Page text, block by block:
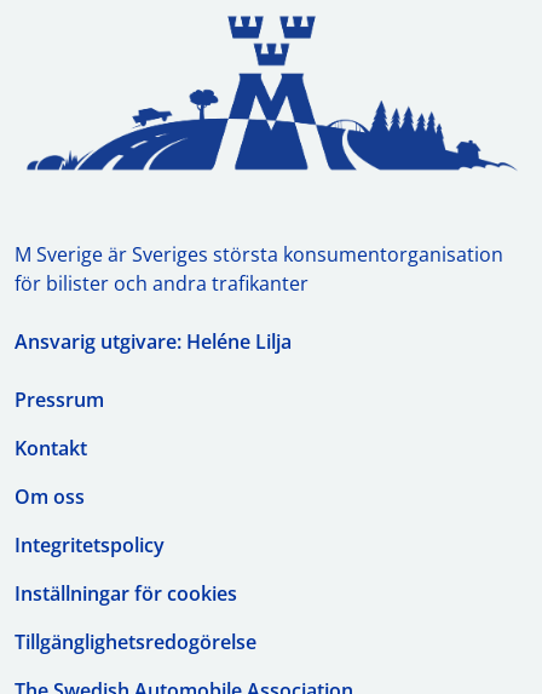
M Sverige är Sveriges största konsumentorganisation
för bilister och andra trafikanter
Ansvarig utgivare: Heléne Lilja
Pressrum
Kontakt
Om oss
Integritetspolicy
Inställningar för cookies
Tillgänglighetsredogörelse